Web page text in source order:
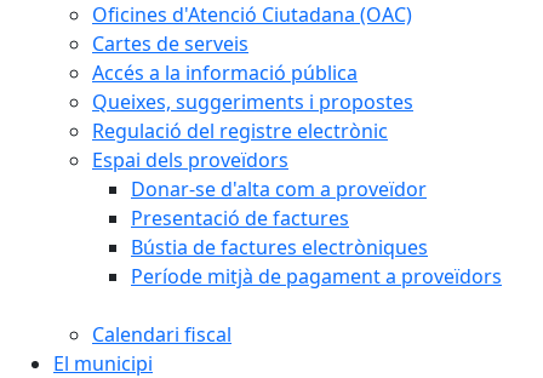
Oficines d'Atenció Ciutadana (OAC)
Cartes de serveis
Accés a la informació pública
Queixes, suggeriments i propostes
Regulació del registre electrònic
Espai dels proveïdors
Donar-se d'alta com a proveïdor
Presentació de factures
Bústia de factures electròniques
Període mitjà de pagament a proveïdors
Calendari fiscal
El municipi